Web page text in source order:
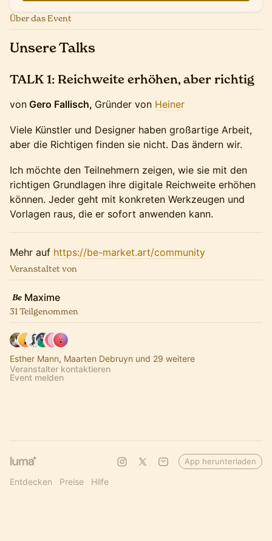
Über das Event
Unsere Talks
TALK 1: Reichweite erhöhen, aber richtig
von Gero Fallisch, Gründer von Heiner
Viele Künstler und Designer haben großartige Arbeit,
aber die Richtigen finden sie nicht. Das ändern wir.
Ich möchte den Teilnehmern zeigen, wie sie mit den
richtigen Grundlagen ihre digitale Reichweite erhöhen
können. Jeder geht mit konkreten Werkzeugen und
Vorlagen raus, die er sofort anwenden kann.
Mehr auf https://be-market.art/community
Veranstaltet von
Maxime
31 Teilgenommen
Esther Mann, Maarten Debruyn und 29 weitere
Veranstalter kontaktieren
Event melden
Entdecken Preise Hilfe
App herunterladen